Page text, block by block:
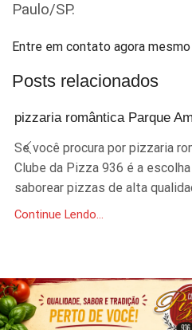
Paulo/SP.
Entre em contato agora
Posts relacionados
pizzaria romântica Parque
Se você procura por pizzaria
Clube da Pizza 936 é a
saborear pizzas de alta
Continue Lendo...